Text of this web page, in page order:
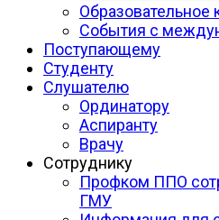
Образовательное
События с
Поступающему
Студенту
Слушателю
Ординатору
Аспиранту
Врачу
Сотруднику
Профком ППО
ГМУ